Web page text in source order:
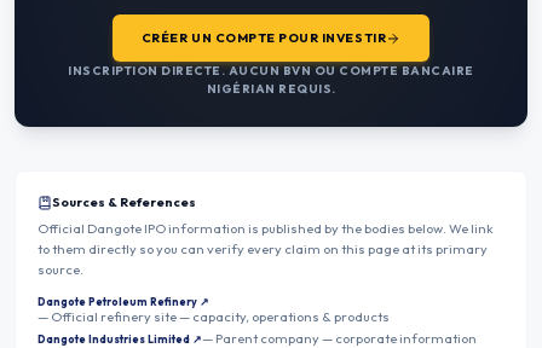
CRÉER UN COMPTE POUR INVESTIR
INSCRIPTION DIRECTE. AUCUN BVN OU COMPTE BANCAIRE
NIGÉRIAN REQUIS.
Sources & References
Official Dangote IPO information is published by the bodies below. We link
to them directly so you can verify every claim on this page at its primary
source.
Dangote Petroleum Refinery ↗
— Official refinery site — capacity, operations & products
Dangote Industries Limited ↗— Parent company — corporate information